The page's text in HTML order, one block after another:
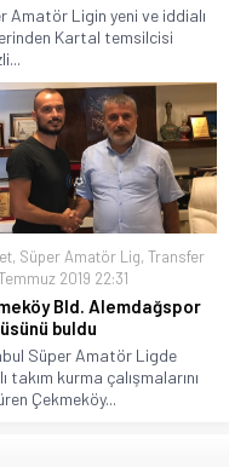
Amatör Ligin yeni ve iddialı
Kartal temsilcisi
, Süper Amatör Lig, Transfer
2019 22:31
Bld. Alemdağspor
buldu
Süper Amatör Ligde
takım kurma çalışmalarını
Çekmeköy...